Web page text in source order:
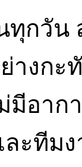
กวัน
างก
มีอาก
ะทีมง